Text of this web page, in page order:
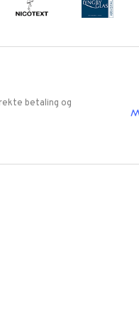
betaling og